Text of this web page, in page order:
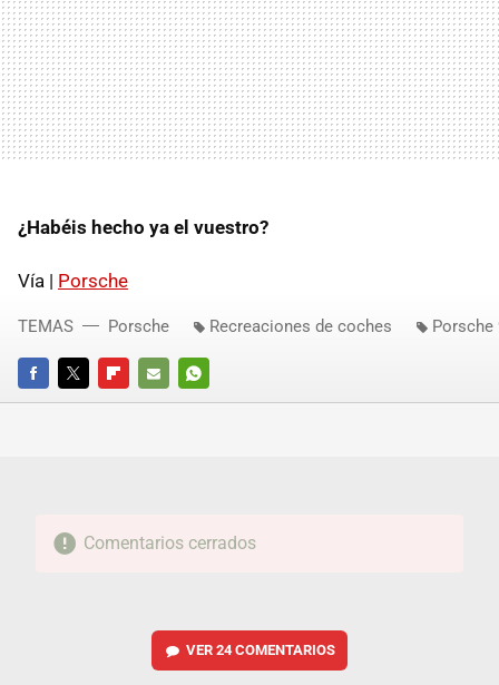
¿Habéis hecho ya el vuestro?
Vía | Porsche
FACEBOOKTWITTERFLIPBOARD
E-
WHATSAPP
TEMAS Porsche Recreaciones de coches Porsche
Comentarios cerrados
VER 24 COMENTARIOS